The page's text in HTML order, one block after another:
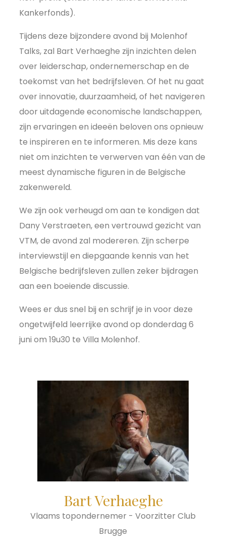
Kankerfonds).
Tijdens deze bijzondere avond bij Molenhof
Talks, zal Bart Verhaeghe zijn inzichten delen
over leiderschap, ondernemerschap en de
toekomst van het bedrijfsleven. Of het nu gaat
over innovatie, duurzaamheid, of het navigeren
door uitdagende economische landschappen,
zijn ervaringen en ideeën beloven ons opnieuw
te inspireren en te informeren. Mis deze kans
niet om inzichten te verwerven van één van de
meest dynamische figuren in de Belgische
zakenwereld.
We zijn ook verheugd om aan te kondigen dat
Dany Verstraeten, een vertrouwd gezicht van
VTM, de avond zal modereren. Zijn scherpe
interviewstijl en diepgaande kennis van het
Belgische bedrijfsleven zullen zeker bijdragen
aan een boeiende discussie.
Wees er dus snel bij en schrijf je in voor deze
ongetwijfeld leerrijke avond op donderdag 6
juni om 19u30 te Villa Molenhof.
Bart Verhaeghe
Vlaams topondernemer - Voorzitter Club
Brugge